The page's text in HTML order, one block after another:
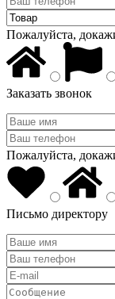
Пожалуйста,
Заказать звонок
Пожалуйста,
Письмо директору